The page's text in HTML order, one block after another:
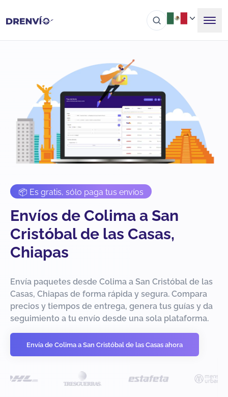
📦 Es gratis, sólo paga tus envíos
Envíos de Colima a San
Cristóbal de las Casas,
Chiapas
Envía paquetes desde Colima a San Cristóbal de las
Casas, Chiapas de forma rápida y segura. Compara
precios y tiempos de entrega, genera tus guías y da
seguimiento a tu envío desde una sola plataforma.
Envía de Colima a San Cristóbal de las Casas ahora